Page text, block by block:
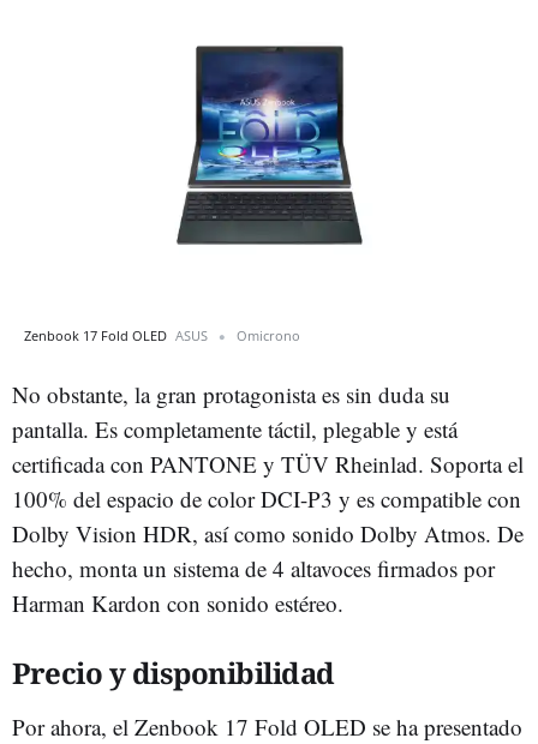
Zenbook 17 Fold OLED ASUS Omicrono
No obstante, la gran protagonista es sin duda su
pantalla. Es completamente táctil, plegable y está
certificada con PANTONE y TÜV Rheinlad. Soporta el
100% del espacio de color DCI-P3 y es compatible con
Dolby Vision HDR, así como sonido Dolby Atmos. De
hecho, monta un sistema de 4 altavoces firmados por
Harman Kardon con sonido estéreo.
Precio y disponibilidad
Por ahora, el Zenbook 17 Fold OLED se ha presentado